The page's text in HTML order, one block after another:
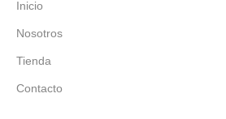
Inicio
Nosotros
Tienda
Contacto